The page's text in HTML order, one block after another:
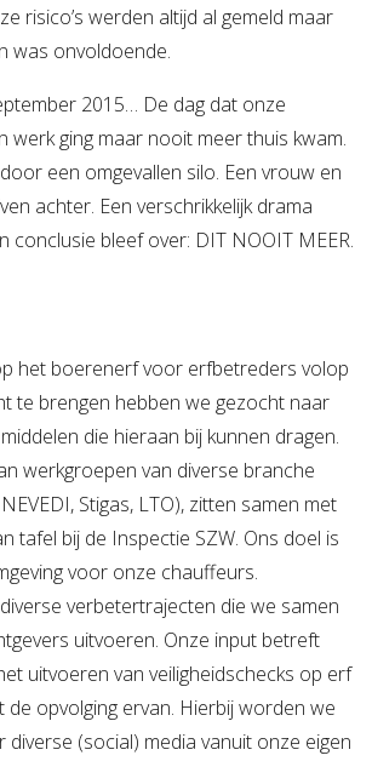
risico’s werden altijd al gemeld maar
was onvoldoende.
2015… De dag dat onze
werk ging maar nooit meer thuis kwam.
een omgevallen silo. Een vrouw en
achter. Een verschrikkelijk drama
conclusie bleef over: DIT NOOIT MEER.
het boerenerf voor erfbetreders volop
te brengen hebben we gezocht naar
die hieraan bij kunnen dragen.
werkgroepen van diverse branche
Stigas, LTO), zitten samen met
tafel bij de Inspectie SZW. Ons doel is
voor onze chauffeurs.
verbetertrajecten die we samen
uitvoeren. Onze input betreft
uitvoeren van veiligheidschecks op erf
de opvolging ervan. Hierbij worden we
(social) media vanuit onze eigen